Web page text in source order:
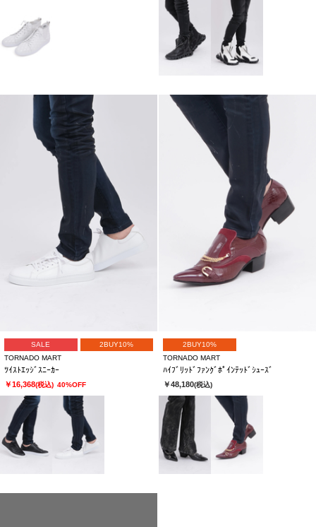
SALE
2BUY10%
TORNADO MART
ﾂｲｽﾄｴｯｼﾞｽﾆｰｶｰ
￥16,368(税込) 40%OFF
2BUY10%
TORNADO MART
ﾊｲﾌﾞﾘｯﾄﾞﾌｧﾝｸﾞﾎﾟｲﾝﾃｯﾄﾞｼｭｰｽﾞ
￥48,180(税込)